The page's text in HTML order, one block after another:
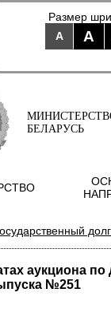
Размер
A
A
БЕЛАРУСЬ
долг
аукциона
№251